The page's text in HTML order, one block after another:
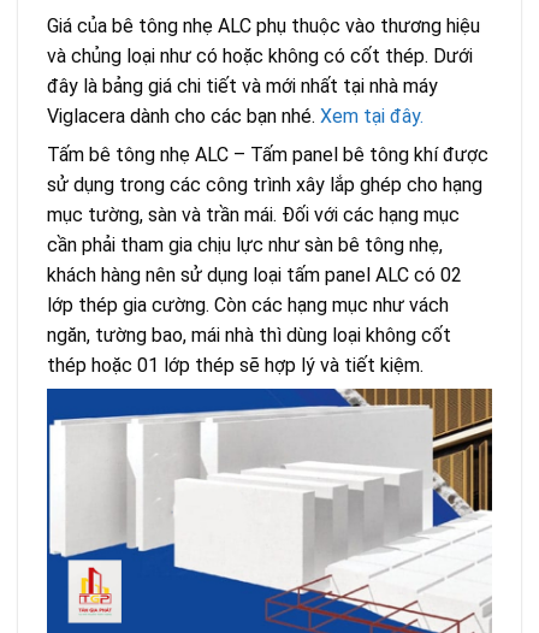
Giá của bê tông nhẹ ALC phụ thuộc vào thương hiệu
và chủng loại như có hoặc không có cốt thép. Dưới
đây là bảng giá chi tiết và mới nhất tại nhà máy
Viglacera dành cho các bạn nhé. Xem tại đây.
Tấm bê tông nhẹ ALC – Tấm panel bê tông khí được
sử dụng trong các công trình xây lắp ghép cho hạng
mục tường, sàn và trần mái. Đối với các hạng mục
cần phải tham gia chịu lực như sàn bê tông nhẹ,
khách hàng nên sử dụng loại tấm panel ALC có 02
lớp thép gia cường. Còn các hạng mục như vách
ngăn, tường bao, mái nhà thì dùng loại không cốt
thép hoặc 01 lớp thép sẽ hợp lý và tiết kiệm.